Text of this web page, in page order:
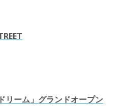
リーム」グランドオープン